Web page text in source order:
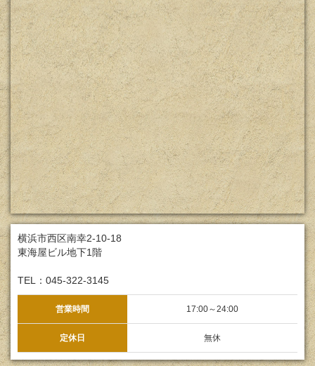
横浜市西区南幸2-10-18
東海屋ビル地下1階
TEL：045-322-3145
営業時間 17:00～24:00
定休日 無休